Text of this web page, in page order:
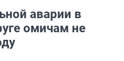
аварии в
омичам не